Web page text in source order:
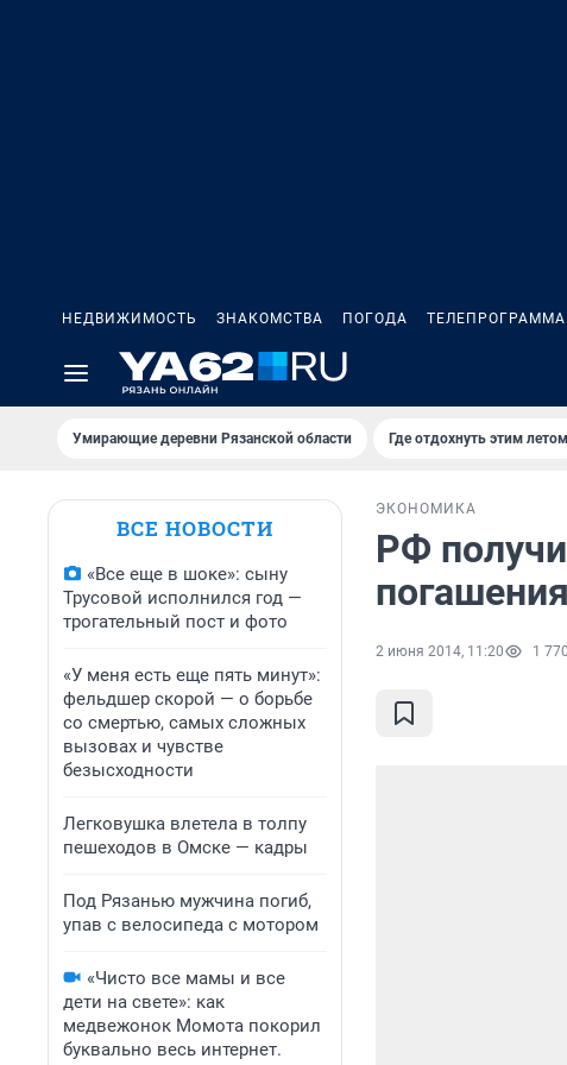
НЕДВИЖИМОСТЬ ЗНАКОМСТВА ПОГОДА ТЕЛЕПРОГРАММА
Умирающие деревни Рязанской области Где отдохнуть этим летом
ВСЕ НОВОСТИ
«Все еще в шоке»: сыну
Трусовой исполнился год —
трогательный пост и фото
«У меня есть еще пять минут»:
фельдшер скорой — о борьбе
со смертью, самых сложных
вызовах и чувстве
безысходности
Легковушка влетела в толпу
пешеходов в Омске — кадры
Под Рязанью мужчина погиб,
упав с велосипеда с мотором
«Чисто все мамы и все
дети на свете»: как
медвежонок Момота покорил
буквально весь интернет.
ЭКОНОМИКА
РФ
2 июня 2014, 11:20 1 770